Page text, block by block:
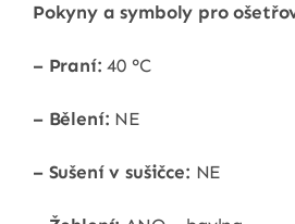
Pokyny a symboly pro
– Praní:40 °C
– Bělení: NE
– Sušení v sušičce: NE